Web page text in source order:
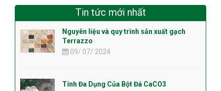
Tin tức mới nhất
Nguyên liệu và quy trình sản xuất gạch
Terrazzo
09/ 07/ 2024
Tính Đa Dụng Của Bột Đá CaCO3